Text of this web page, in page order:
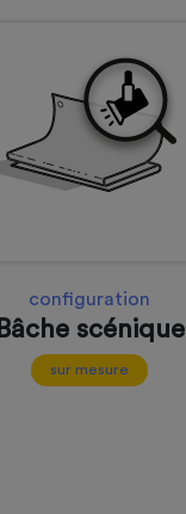
configuration
Bâche scénique
sur mesure